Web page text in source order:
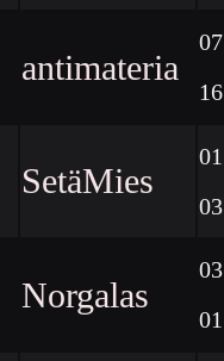
antimateria
SetäMies
Norgalas